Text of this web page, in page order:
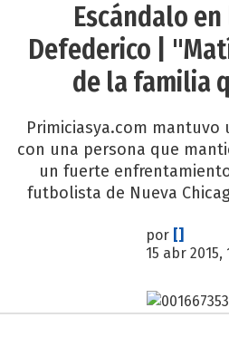
Escándalo
Defederico |
de la familia
Primiciasya.com mantuvo
con una persona que
un fuerte
futbolista de Nueva
por []
15 abr 2015,